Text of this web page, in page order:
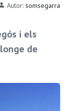
Autor: somsegarra
i els
de